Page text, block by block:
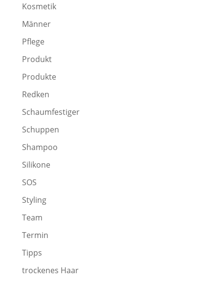
Kosmetik
Männer
Pflege
Produkt
Produkte
Redken
Schaumfestiger
Schuppen
Shampoo
Silikone
SOS
Styling
Team
Termin
Tipps
trockenes Haar